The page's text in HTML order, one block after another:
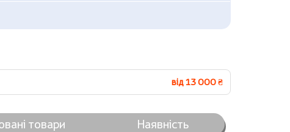
від 13 000 ₴
товари Наявність